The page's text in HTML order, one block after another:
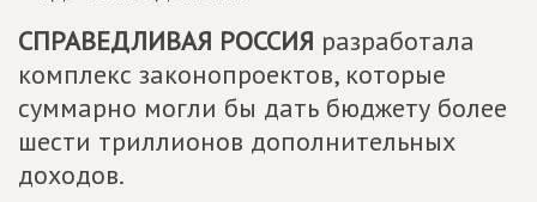
СПРАВЕДЛИВАЯ РОССИЯ разработала
комплекс законопроектов, которые
суммарно могли бы дать бюджету более
шести триллионов дополнительных
доходов.